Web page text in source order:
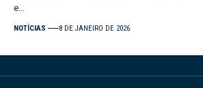
e…
NOTÍCIAS 8 DE JANEIRO DE 2026